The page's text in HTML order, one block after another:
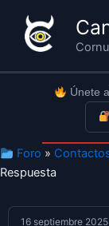
contenido
Únete
Foro »
Respuesta
16 septiembre